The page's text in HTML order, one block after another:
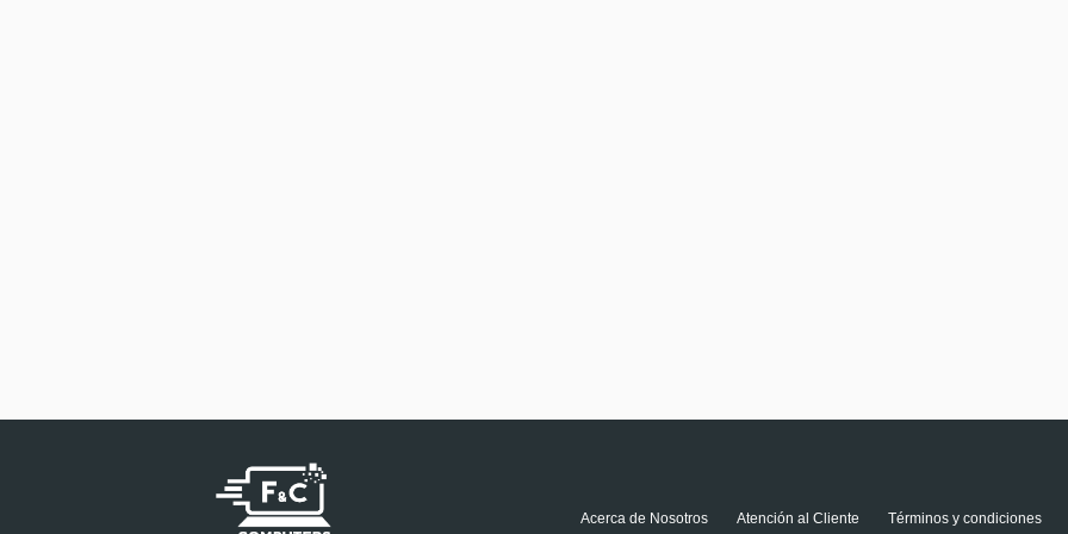
Acerca de Nosotros Atención al Cliente Términos y condiciones